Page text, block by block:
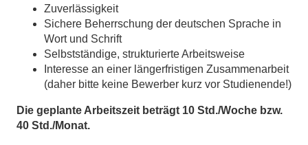
Zuverlässigkeit
Sichere Beherrschung der deutschen Sprache in
Wort und Schrift
Selbstständige, strukturierte Arbeitsweise
Interesse an einer längerfristigen Zusammenarbeit
(daher bitte keine Bewerber kurz vor Studienende!)
Die geplante Arbeitszeit beträgt 10 Std./Woche bzw.
40 Std./Monat.